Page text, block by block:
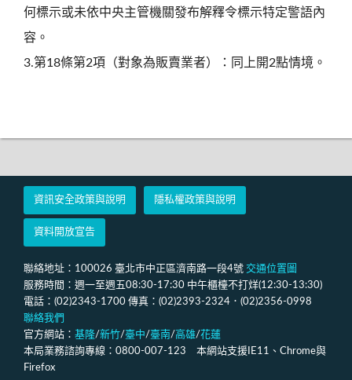
何標示或未依中央主管機關發布解釋令標示特定警語內
容。
3.第18條第2項（對象為販賣業者）：同上開2點情境。
資訊安全政策與說明 隱私權政策與說明
資料開放宣告
聯絡地址：100026 臺北市中正區濟南路一段4號 交通位置圖
服務時間：週一至週五08:30-17:30 中午櫃檯不打烊(12:30-13:30)
電話：(02)2343-1700 傳真：(02)2393-2324．(02)2356-0998
聯絡我們
官方網站： 基隆/新竹/臺中/臺南/高雄/花蓮
本局業務諮詢專線：0800-007-123 本網站支援IE11、Chrome與
Firefox